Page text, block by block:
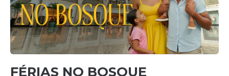
FÉRIAS NO BOSQUE